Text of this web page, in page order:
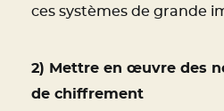
ces systèmes de grande
2) Mettre en œuvre des
de chiffrement